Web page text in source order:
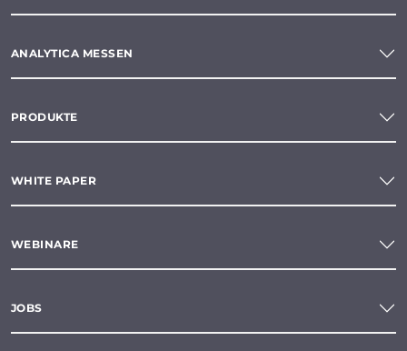
ANALYTICA MESSEN
PRODUKTE
WHITE PAPER
WEBINARE
JOBS